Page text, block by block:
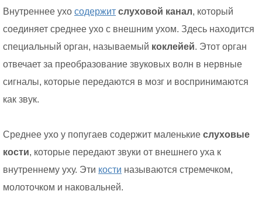
Внутреннее ухо содержит слуховой канал, который
соединяет среднее ухо с внешним ухом. Здесь находится
специальный орган, называемый коклейей. Этот орган
отвечает за преобразование звуковых волн в нервные
сигналы, которые передаются в мозг и воспринимаются
как звук.
Среднее ухо у попугаев содержит маленькие слуховые
кости, которые передают звуки от внешнего уха к
внутреннему уху. Эти кости называются стремечком,
молоточком и наковальней.